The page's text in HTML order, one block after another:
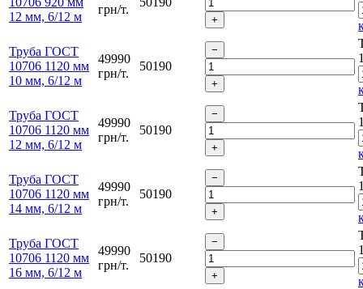
12 мм, 6/12 м
грн/т.
Труба ГОСТ
10706 1120 мм
10 мм, 6/12 м
49990
грн/т.
50190
Труба ГОСТ
10706 1120 мм
12 мм, 6/12 м
49990
грн/т.
50190
Труба ГОСТ
10706 1120 мм
14 мм, 6/12 м
49990
грн/т.
50190
Труба ГОСТ
10706 1120 мм
16 мм, 6/12 м
49990
грн/т.
50190